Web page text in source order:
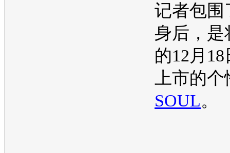
记者包围
身后，是
的12月
上市的个
SOUL。